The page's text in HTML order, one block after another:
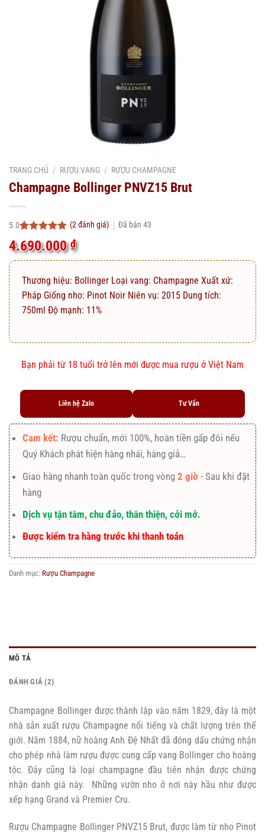
TRANG CHỦ / RƯỢU VANG / RƯỢU CHAMPAGNE
Champagne Bollinger PNVZ15 Brut
5.0
5.0trên 5
dựa trên
2
đánh giá
(2đánh giá) Đã bán 43
4.690.000₫
Thương hiệu: Bollinger Loại vang: Champagne Xuất xứ:
Pháp Giống nho: Pinot Noir Niên vụ: 2015 Dung tích:
750ml Độ mạnh: 11%
Bạn phải từ 18 tuổi trở lên mới được mua rượu ở Việt Nam
Liên hệ Zalo Tư Vấn
Cam kết: Rượu chuẩn, mới 100%, hoàn tiền gấp đôi nếu
Quý Khách phát hiện hàng nhái, hàng giả…
Giao hàng nhanh toàn quốc trong vòng2 giờ - Sau khi đặt
hàng
Dịch vụ tận tâm, chu đáo, thân thiện, cởi mở.
Được kiểm tra hàng trước khi thanh toán
Danh mục: Rượu Champagne
MÔ TẢ
ĐÁNH GIÁ (2)
Champagne Bollinger được thành lập vào năm 1829, đây là một
nhà sản xuất rượu Champagne nổi tiếng và chất lượng trên thế
giới. Năm 1884, nữ hoàng Anh Đệ Nhất đã đóng dấu chứng nhận
cho phép nhà làm rượu được cung cấp vang Bollinger cho hoàng
tộc. Đây cũng là loại champagne đầu tiên nhận được chứng
nhận danh giá này. Những vườn nho ở nơi này hầu như được
xếp hạng Grand và Premier Cru.
Rượu Champagne Bollinger PNVZ15 Brut, được làm từ nho Pinot